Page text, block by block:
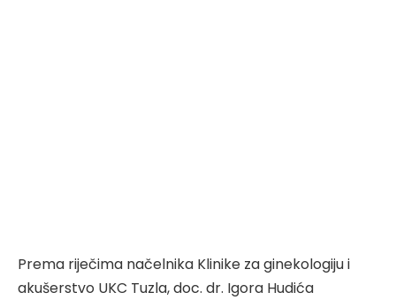
Prema riječima načelnika Klinike za ginekologiju i
akušerstvo UKC Tuzla, doc. dr. Igora Hudića